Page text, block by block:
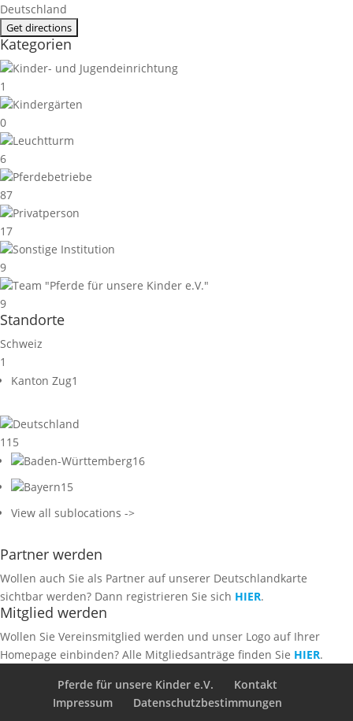
Deutschland
Kategorien
Kinder- und Jugendeinrichtung
1
Kindergärten
0
Leuchtturm
6
Pferdebetriebe
87
Privatperson
17
Sonstige Institution
9
Team "Pferde für unsere Kinder e.V."
9
Standorte
Schweiz
1
Kanton Zug1
Deutschland
115
Baden-Württemberg16
Bayern15
View all sublocations ->
Partner werden
Wollen auch Sie als Partner auf unserer Deutschlandkarte
sichtbar werden? Dann registrieren Sie sich HIER.
Mitglied werden
Wollen Sie Vereinsmitglied werden und unser Logo auf Ihrer
Homepage einbinden? Alle Mitgliedsanträge finden Sie HIER.
Pferde für unsere Kinder e.V.
Kontakt
Impressum
Datenschutzbestimmungen